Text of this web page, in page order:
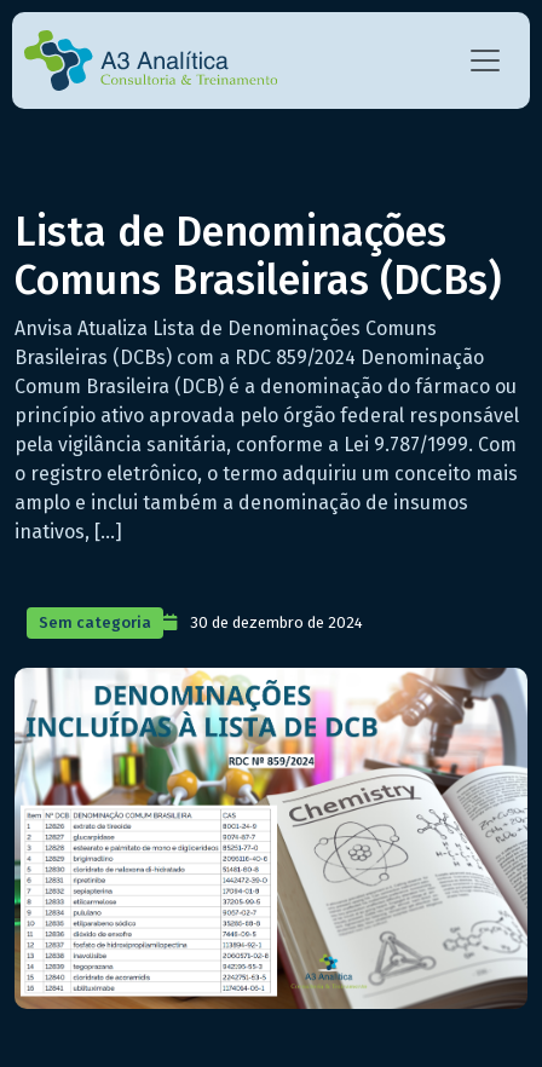
Lista de Denominações
Comuns Brasileiras (DCBs)
Anvisa Atualiza Lista de Denominações Comuns
Brasileiras (DCBs) com a RDC 859/2024 Denominação
Comum Brasileira (DCB) é a denominação do fármaco ou
princípio ativo aprovada pelo órgão federal responsável
pela vigilância sanitária, conforme a Lei 9.787/1999. Com
o registro eletrônico, o termo adquiriu um conceito mais
amplo e inclui também a denominação de insumos
inativos, […]
Sem categoria 30 de dezembro de 2024